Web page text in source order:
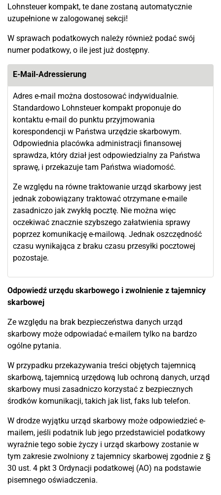
Lohnsteuer kompakt, te dane zostaną automatycznie
uzupełnione w zalogowanej sekcji!
W sprawach podatkowych należy również podać swój
numer podatkowy, o ile jest już dostępny.
E-Mail-Adressierung
Adres e-mail można dostosować indywidualnie.
Standardowo Lohnsteuer kompakt proponuje do
kontaktu e-mail do punktu przyjmowania
korespondencji w Państwa urzędzie skarbowym.
Odpowiednia placówka administracji finansowej
sprawdza, który dział jest odpowiedzialny za Państwa
sprawę, i przekazuje tam Państwa wiadomość.
Ze względu na równe traktowanie urząd skarbowy jest
jednak zobowiązany traktować otrzymane e-maile
zasadniczo jak zwykłą pocztę. Nie można więc
oczekiwać znacznie szybszego załatwienia sprawy
poprzez komunikację e-mailową. Jednak oszczędność
czasu wynikająca z braku czasu przesyłki pocztowej
pozostaje.
Odpowiedź urzędu skarbowego i zwolnienie z tajemnicy
skarbowej
Ze względu na brak bezpieczeństwa danych urząd
skarbowy może odpowiadać e-mailem tylko na bardzo
ogólne pytania.
W przypadku przekazywania treści objętych tajemnicą
skarbową, tajemnicą urzędową lub ochroną danych, urząd
skarbowy musi zasadniczo korzystać z bezpiecznych
środków komunikacji, takich jak list, faks lub telefon.
W drodze wyjątku urząd skarbowy może odpowiedzieć e-
mailem, jeśli podatnik lub jego przedstawiciel podatkowy
wyraźnie tego sobie życzy i urząd skarbowy zostanie w
tym zakresie zwolniony z tajemnicy skarbowej zgodnie z §
30 ust. 4 pkt 3 Ordynacji podatkowej (AO) na podstawie
pisemnego oświadczenia.